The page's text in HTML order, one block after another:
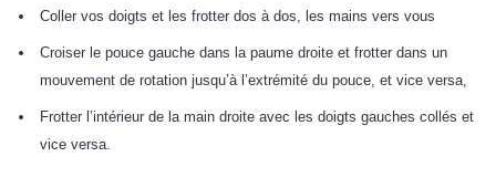
Coller vos doigts et les frotter dos à dos, les mains vers vous
Croiser le pouce gauche dans la paume droite et frotter dans un
mouvement de rotation jusqu’à l’extrémité du pouce, et vice versa,
Frotter l’intérieur de la main droite avec les doigts gauches collés et
vice versa.